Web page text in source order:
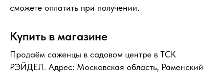
сможете оплатить при получении.
Купить в магазине
Продаём саженцы в садовом центре в ТСК
РЭЙДЕЛ. Адрес: Московская область, Раменский